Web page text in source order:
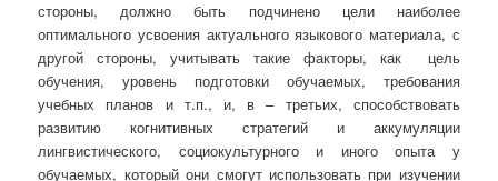
стороны, должно быть подчинено цели наиболее
оптимального усвоения актуального языкового материала, с
другой стороны, учитывать такие факторы, как цель
обучения, уровень подготовки обучаемых, требования
учебных планов и т.п., и, в – третьих, способствовать
развитию когнитивных стратегий и аккумуляции
лингвистического, социокультурного и иного опыта у
обучаемых, который они смогут использовать при изучении